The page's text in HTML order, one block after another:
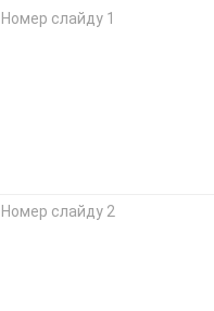
Номер слайду 1
Номер слайду 2